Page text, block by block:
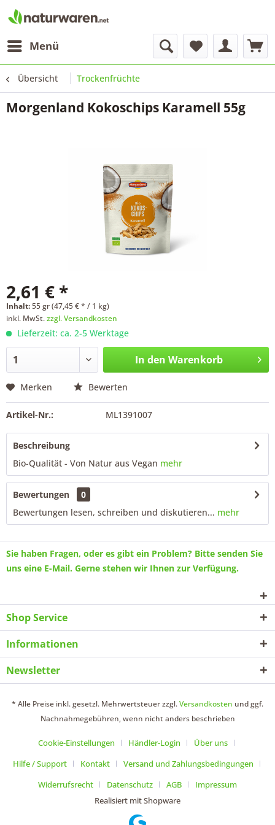
Menü
Übersicht Trockenfrüchte
Morgenland Kokoschips Karamell 55g
2,61 € *
Inhalt:55 gr (47,45 € * / 1 kg)
inkl. MwSt.zzgl. Versandkosten
Lieferzeit: ca. 2-5 Werktage
In den Warenkorb
Merken Bewerten
Artikel-Nr.: ML1391007
Beschreibung
Bio-Qualität - Von Natur aus Vegan mehr
Bewertungen
0
Bewertungen lesen, schreiben und diskutieren... mehr
Sie haben Fragen, oder es gibt ein Problem? Bitte senden Sie
uns eine E-Mail. Gerne stehen wir Ihnen zur Verfügung.
Shop Service
Informationen
Newsletter
* Alle Preise inkl. gesetzl. Mehrwertsteuer zzgl.Versandkosten und ggf.
Nachnahmegebühren, wenn nicht anders beschrieben
Cookie-Einstellungen Händler-Login
Über uns
Hilfe / Support
Kontakt
Versand und Zahlungsbedingungen
Widerrufsrecht
Datenschutz AGB
Impressum
Realisiert mit Shopware